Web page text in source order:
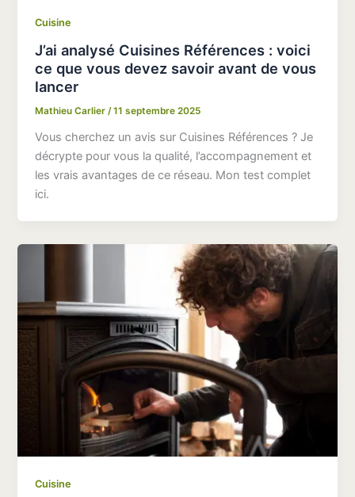
Cuisine
J’ai analysé Cuisines Références : voici
ce que vous devez savoir avant de vous
lancer
Mathieu Carlier/11 septembre 2025
Vous cherchez un avis sur Cuisines Références ? Je
décrypte pour vous la qualité, l’accompagnement et
les vrais avantages de ce réseau. Mon test complet
ici.
Cuisine